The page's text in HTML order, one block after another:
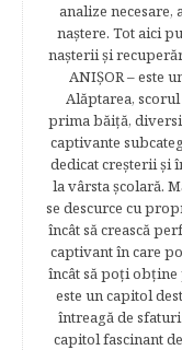
analize
naştere. Tot aici
naşterii şi
ANIŞOR – este
Alăptarea,
prima băiţă,
captivante
dedicat creşterii
la vârsta şcolară.
se descurce cu
încât să crească
captivant în care
încât să poţi
este un capitol
întreagă de
capitol fascinant